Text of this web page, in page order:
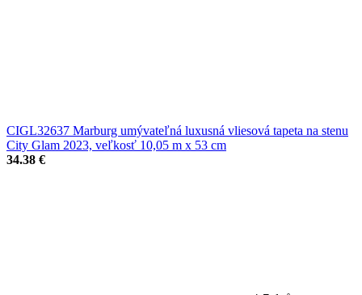
CIGL32637 Marburg umývateľná luxusná vliesová tapeta na stenu
City Glam 2023, veľkosť 10,05 m x 53 cm
34.38 €